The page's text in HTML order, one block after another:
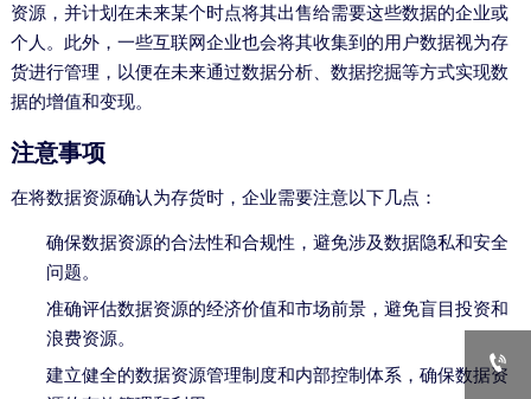
资源，并计划在未来某个时点将其出售给需要这些数据的企业或
个人。此外，一些互联网企业也会将其收集到的用户数据视为存
货进行管理，以便在未来通过数据分析、数据挖掘等方式实现数
据的增值和变现。
注意事项
在将数据资源确认为存货时，企业需要注意以下几点：
确保数据资源的合法性和合规性，避免涉及数据隐私和安全
问题。
准确评估数据资源的经济价值和市场前景，避免盲目投资和
浪费资源。
建立健全的数据资源管理制度和内部控制体系，确保数据资
